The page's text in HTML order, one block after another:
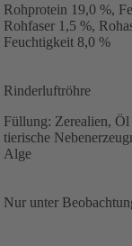
Rohprotein 19,0 %,
Rohfaser 1,5 %,
Feuchtigkeit 8,0 %
Rinderluftröhre
Füllung: Zerealien,
tierische
Alge
Nur unter